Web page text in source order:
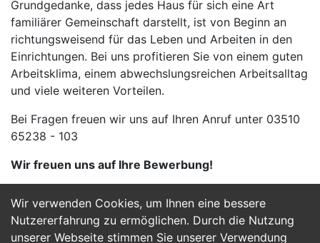
Wir verwenden Cookies, um Ihnen eine bessere
Nutzererfahrung zu ermöglichen. Durch die Nutzung
unserer Webseite stimmen Sie unserer Verwendung
Grundgedanke, dass jedes Haus für sich eine Art
familiärer Gemeinschaft darstellt, ist von Beginn an
richtungsweisend für das Leben und Arbeiten in den
Einrichtungen. Bei uns profitieren Sie von einem guten
Arbeitsklima, einem abwechslungsreichen Arbeitsalltag
und viele weiteren Vorteilen.
Bei Fragen freuen wir uns auf Ihren Anruf unter 03510
65238 - 103
Wir freuen uns auf Ihre Bewerbung!
Jetzt Bewerben